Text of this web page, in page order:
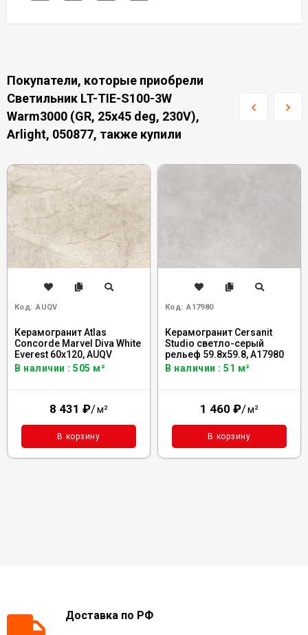
Покупатели, которые приобрели
Светильник LT-TIE-S100-3W
Warm3000 (GR, 25x45 deg, 230V),
Arlight, 050877, также купили
Код: AUQV
Керамогранит Atlas
Concorde Marvel Diva White
Everest 60x120, AUQV
В наличии : 505 м²
8 431 ₽/м²
В корзину
Код: A17980
Керамогранит Cersanit
Studio светло-серый
рельеф 59.8x59.8, A17980
В наличии : 51 м²
1 460 ₽/м²
В корзину
Доставка по РФ